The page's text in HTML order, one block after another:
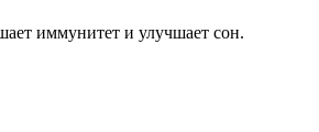
иммунитет и улучшает сон.